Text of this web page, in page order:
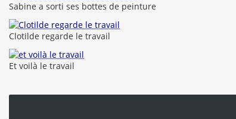
Sabine a sorti ses bottes de peinture
Clotilde regarde le travail
Et voilà le travail